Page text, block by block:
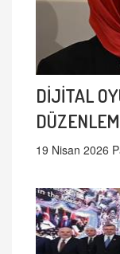
DİJİTAL
19 Nisan 2026